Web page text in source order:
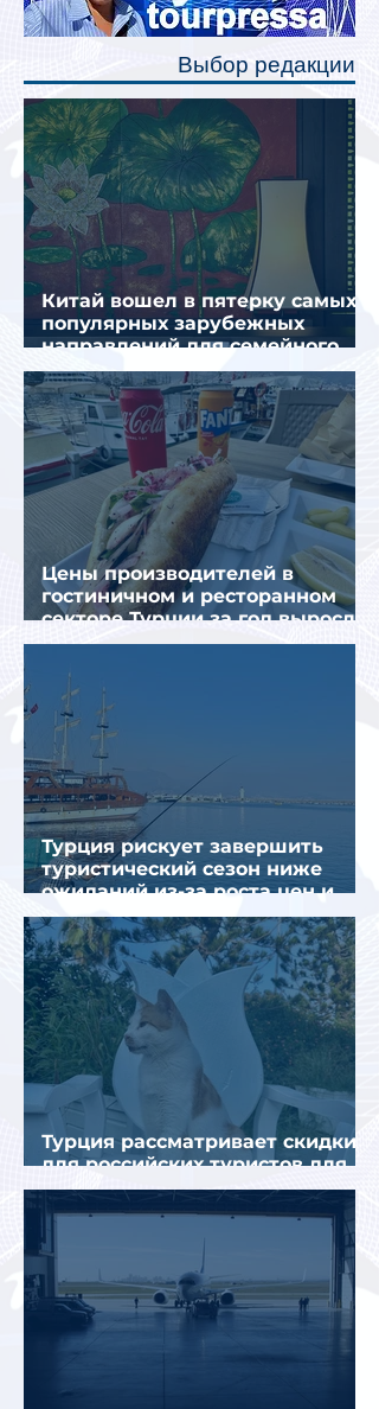
позволят пассажирам закрыть свою
полку во время сна или отдыха,
Выбор редакции
Китай вошел в пятерку самых
популярных зарубежных
направлений для семейного
отдыха летом
Цены производителей в
гостиничном и ресторанном
секторе Турции за год выросли
почти на 32%
Турция рискует завершить
туристический сезон ниже
ожиданий из-за роста цен и
снижения спроса
Турция рассматривает скидки
для российских туристов для
поддержки спроса